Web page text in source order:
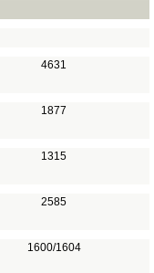
4631
1877
1315
2585
1600/1604